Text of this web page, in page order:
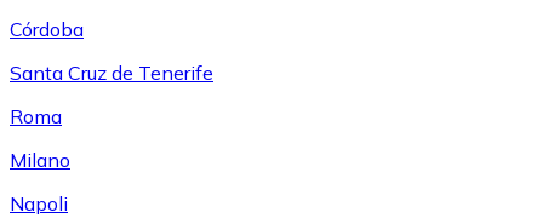
Córdoba
Santa Cruz de Tenerife
Roma
Milano
Napoli